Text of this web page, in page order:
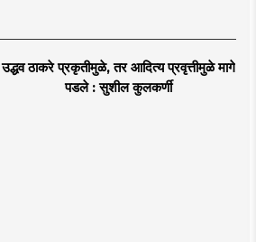
उद्धव ठाकरे प्रकृतीमुळे, तर आदित्य प्रवृत्तीमुळे मागे
पडले : सुशील कुलकर्णी